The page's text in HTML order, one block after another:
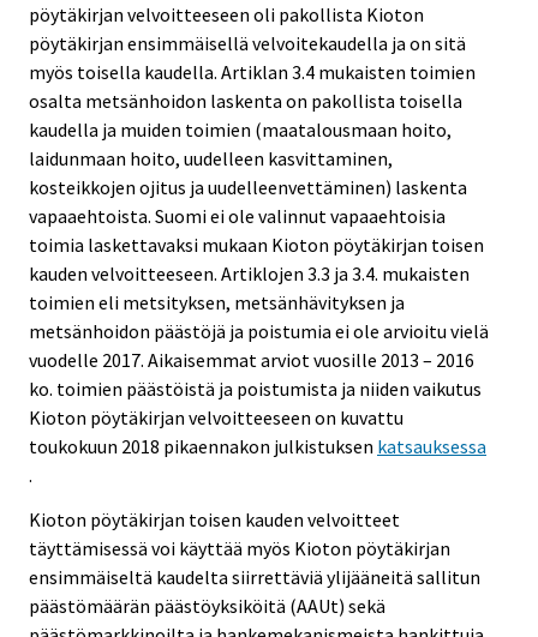
pöytäkirjan velvoitteeseen oli pakollista Kioton
pöytäkirjan ensimmäisellä velvoitekaudella ja on sitä
myös toisella kaudella. Artiklan 3.4 mukaisten toimien
osalta metsänhoidon laskenta on pakollista toisella
kaudella ja muiden toimien (maatalousmaan hoito,
laidunmaan hoito, uudelleen kasvittaminen,
kosteikkojen ojitus ja uudelleenvettäminen) laskenta
vapaaehtoista. Suomi ei ole valinnut vapaaehtoisia
toimia laskettavaksi mukaan Kioton pöytäkirjan toisen
kauden velvoitteeseen. Artiklojen 3.3 ja 3.4. mukaisten
toimien eli metsityksen, metsänhävityksen ja
metsänhoidon päästöjä ja poistumia ei ole arvioitu vielä
vuodelle 2017. Aikaisemmat arviot vuosille 2013 – 2016
ko. toimien päästöistä ja poistumista ja niiden vaikutus
Kioton pöytäkirjan velvoitteeseen on kuvattu
toukokuun 2018 pikaennakon julkistuksen katsauksessa
.
Kioton pöytäkirjan toisen kauden velvoitteet
täyttämisessä voi käyttää myös Kioton pöytäkirjan
ensimmäiseltä kaudelta siirrettäviä ylijääneitä sallitun
päästömäärän päästöyksiköitä (AAUt) sekä